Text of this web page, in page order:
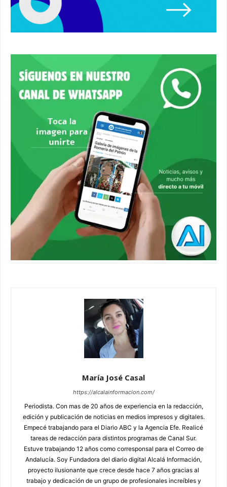
Un autobús ha golpeado a otro en el recinto
ferial. #accidente #alcaladeguadaira #ferias
María José Casal
https://alcalainformacion.com/
Periodista. Con mas de 20 años de experiencia en la redacción,
edición y publicación de noticias en medios impresos y digitales.
Empecé trabajando para el Diario ABC y la Agencia Efe. Realicé
tareas de redacción para distintos programas de Canal Sur.
Estuve trabajando 12 años como corresponsal para el Correo de
Andalucía. Soy Fundadora del diario digital Alcalá Información,
proyecto ilusionante que crece desde hace 7 años gracias al
trabajo y dedicación de un grupo de profesionales increíbles y